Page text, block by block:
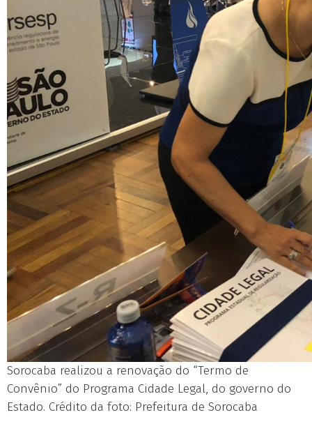
Sorocaba realizou a renovação do “Termo de
Convênio” do Programa Cidade Legal, do governo do
Estado. Crédito da foto: Prefeitura de Sorocaba